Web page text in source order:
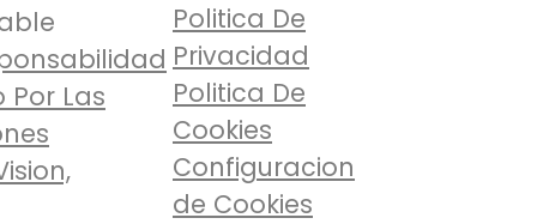
Por Las
Politica De
Privacidad
Politica De
Cookies
Configuracion
de Cookies